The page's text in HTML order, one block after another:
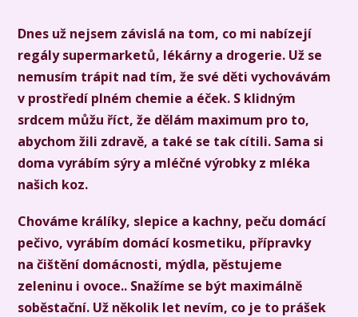
Dnes už nejsem závislá na tom, co mi nabízejí
regály supermarketů, lékárny a drogerie. Už se
nemusím trápit nad tím, že své děti vychovávám
v prostředí plném chemie a éček. S klidným
srdcem můžu říct, že dělám maximum pro to,
abychom žili zdravě, a také se tak cítili. Sama si
doma vyrábím sýry a mléčné výrobky z mléka
našich koz.
Chováme králíky, slepice a kachny, peču domácí
pečivo, vyrábím domácí kosmetiku, přípravky
na čištění domácnosti, mýdla, pěstujeme
zeleninu i ovoce.. Snažíme se být maximálně
soběstační. Už několik let nevím, co je to prášek